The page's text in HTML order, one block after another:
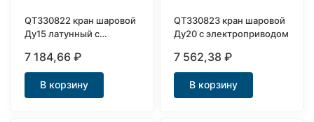
QT330822 кран шаровой
Ду15 латунный с
7 184,66₽
В корзину
QT330823 кран шаровой
Ду20 с электроприводом
7 562,38₽
В корзину